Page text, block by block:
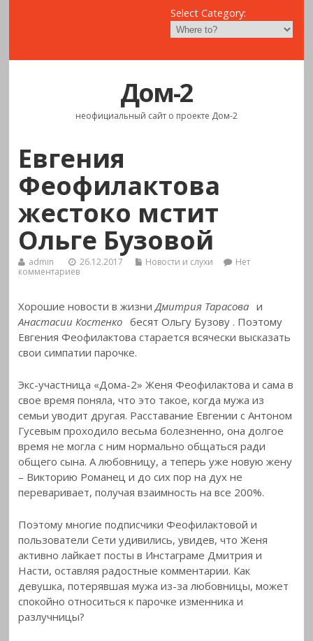
Select Category:
Дом-2
неофициальный сайт о проекте Дом-2
Евгения
Феофилактова
жестоко мстит
Ольге Бузовой
admin 26.12.2017 Новости и слухи
Нет
комментариев
Хорошие новости в жизниДмитрия Тарасова и
Анастасии Костенко бесят Ольгу Бузову . Поэтому
Евгения Феофилактова старается всячески высказать
свои симпатии парочке.
Экс-участница «Дома-2» Женя Феофилактова и сама в
свое время поняла, что это такое, когда мужа из
семьи уводит другая. Расставание Евгении с Антоном
Гусевым проходило весьма болезненно, она долгое
время не могла с ним нормально общаться ради
общего сына. А любовницу, а теперь уже новую жену
– Викторию Романец и до сих пор на дух не
переваривает, получая взаимность на все 200%.
Поэтому многие подписчики Феофилактовой и
пользователи Сети удивились, увидев, что Женя
активно лайкает посты в Инстаграме Дмитрия и
Насти, оставляя радостные комментарии. Как
девушка, потерявшая мужа из-за любовницы, может
спокойно относиться к парочке изменника и
разлучницы?